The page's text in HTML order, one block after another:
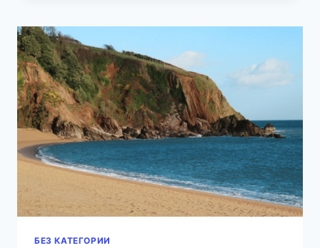
ВЕЛИКОБРИТАНИИ:
ЦЕНЫ
И
СЕКРЕТЫ
ЗАКАЗА
В
2026
ГОДУ
БЕЗ КАТЕГОРИИ